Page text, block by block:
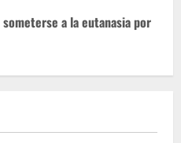
a la eutanasia por